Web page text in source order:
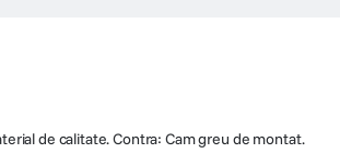
de calitate. Contra: Cam greu de montat.